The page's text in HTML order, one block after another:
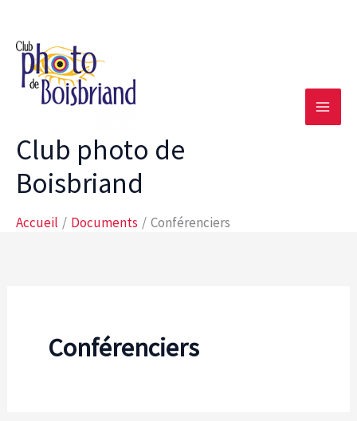
contenu
Club photo de
Boisbriand
Accueil Documents Conférenciers
Conférenciers